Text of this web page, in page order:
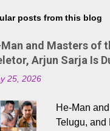
posts from this blog
and Masters of
Arjun Sarja Is
25, 2026
He-Man
Telugu, and